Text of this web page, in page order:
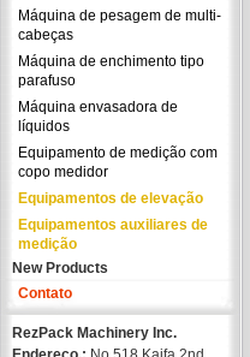
Máquina de pesagem de multi-
cabeças
Máquina de enchimento tipo
parafuso
Máquina envasadora de
líquidos
Equipamento de medição com
copo medidor
Equipamentos de elevação
Equipamentos auxiliares de
medição
New Products
Contato
RezPack Machinery Inc.